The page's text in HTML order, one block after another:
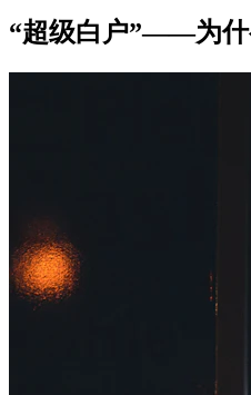
“超级白户”——为什